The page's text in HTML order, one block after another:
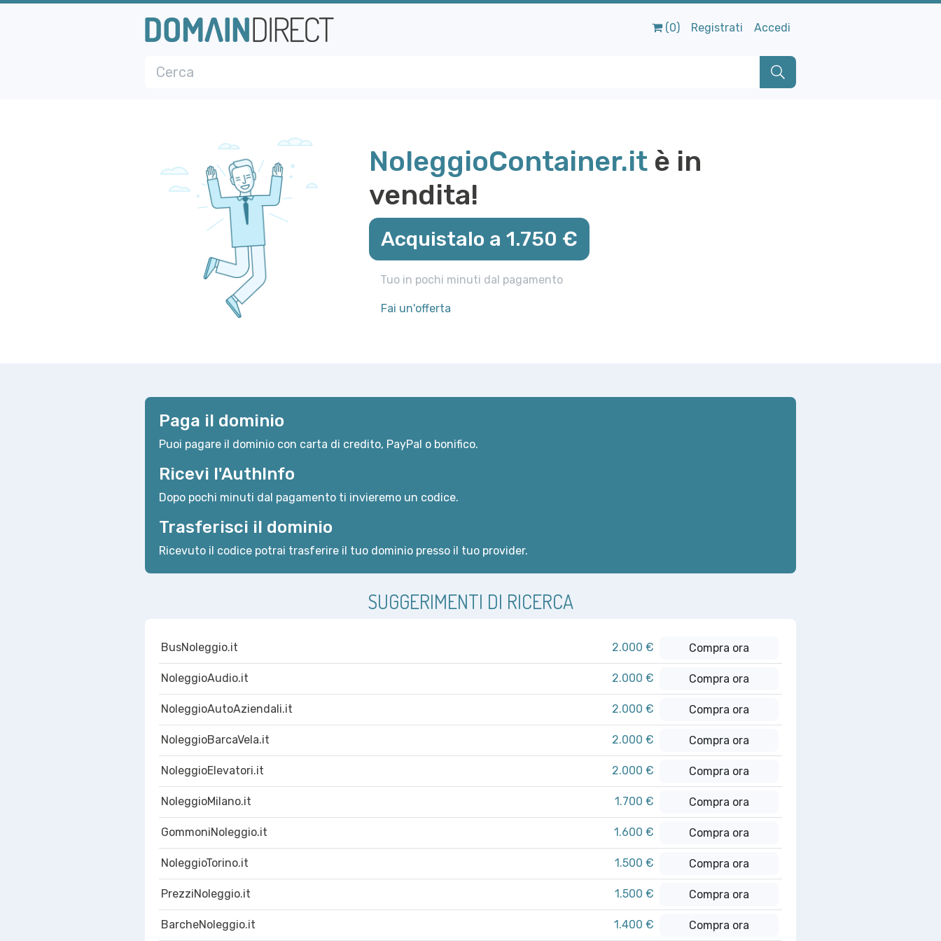
(0) Registrati Accedi
NoleggioContainer.itè in
vendita!
Acquistalo a 1.750 €
Tuo in pochi minuti dal pagamento
Fai un'offerta
Paga il dominio
Puoi pagare il dominio con carta di credito, PayPal o bonifico.
Ricevi l'AuthInfo
Dopo pochi minuti dal pagamento ti invieremo un codice.
Trasferisci il dominio
Ricevuto il codice potrai trasferire il tuo dominio presso il tuo provider.
SUGGERIMENTI DI RICERCA
BusNoleggio.it 2.000 € Compra ora
NoleggioAudio.it 2.000 € Compra ora
NoleggioAutoAziendali.it 2.000 € Compra ora
NoleggioBarcaVela.it 2.000 € Compra ora
NoleggioElevatori.it 2.000 € Compra ora
NoleggioMilano.it 1.700 € Compra ora
GommoniNoleggio.it 1.600 € Compra ora
NoleggioTorino.it 1.500 € Compra ora
PrezziNoleggio.it 1.500 € Compra ora
BarcheNoleggio.it 1.400 € Compra ora